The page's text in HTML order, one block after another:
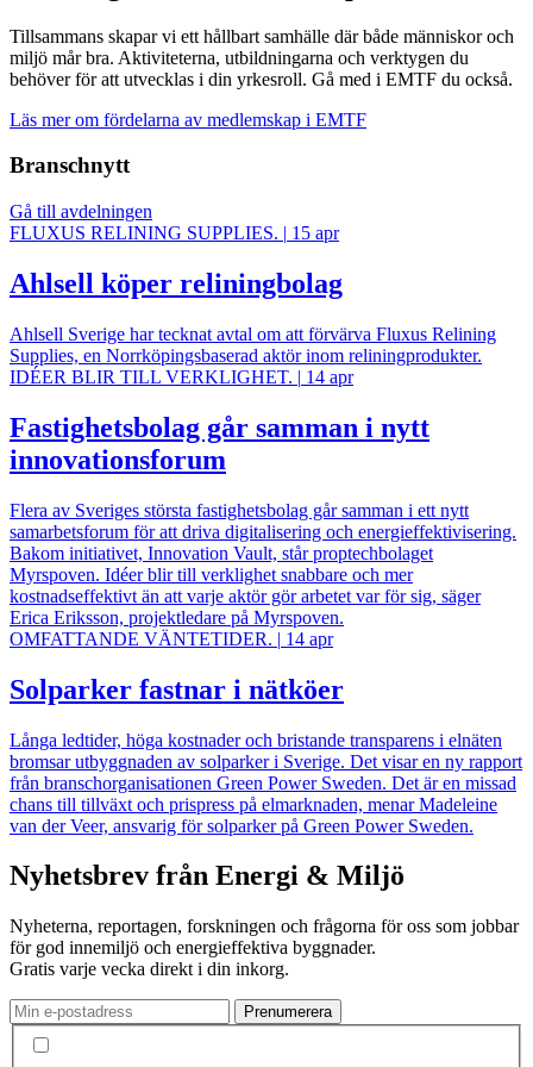
Tillsammans skapar vi ett hållbart samhälle där både människor och
miljö mår bra. Aktiviteterna, utbildningarna och verktygen du
behöver för att utvecklas i din yrkesroll. Gå med i EMTF du också.
Läs mer om fördelarna av medlemskap i EMTF
Branschnytt
Gå till avdelningen
FLUXUS RELINING SUPPLIES. | 15 apr
Ahlsell köper reliningbolag
Ahlsell Sverige har tecknat avtal om att förvärva Fluxus Relining
Supplies, en Norrköpingsbaserad aktör inom reliningprodukter.
IDÉER BLIR TILL VERKLIGHET. | 14 apr
Fastighetsbolag går samman i nytt
innovationsforum
Flera av Sveriges största fastighetsbolag går samman i ett nytt
samarbetsforum för att driva digitalisering och energieffektivisering.
Bakom initiativet, Innovation Vault, står proptechbolaget
Myrspoven. Idéer blir till verklighet snabbare och mer
kostnadseffektivt än att varje aktör gör arbetet var för sig, säger
Erica Eriksson, projektledare på Myrspoven.
OMFATTANDE VÄNTETIDER. | 14 apr
Solparker fastnar i nätköer
Långa ledtider, höga kostnader och bristande transparens i elnäten
bromsar utbyggnaden av solparker i Sverige. Det visar en ny rapport
från branschorganisationen Green Power Sweden. Det är en missad
chans till tillväxt och prispress på elmarknaden, menar Madeleine
van der Veer, ansvarig för solparker på Green Power Sweden.
Nyhetsbrev från Energi & Miljö
Nyheterna, reportagen, forskningen och frågorna för oss som jobbar
för god innemiljö och energieffektiva byggnader.
Gratis varje vecka direkt i din inkorg.